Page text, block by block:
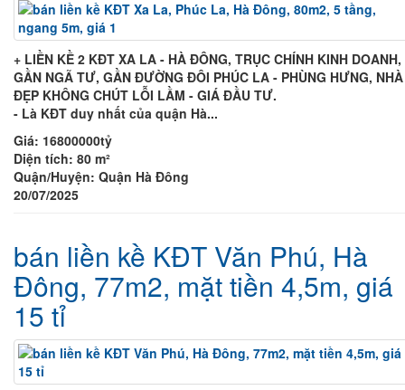
+ LIỀN KỀ 2 KĐT XA LA - HÀ ĐÔNG, TRỤC CHÍNH KINH DOANH,
GẦN NGÃ TƯ, GẦN ĐƯỜNG ĐÔI PHÚC LA - PHÙNG HƯNG, NHÀ
ĐẸP KHÔNG CHÚT LỖI LẦM - GIÁ ĐẦU TƯ.
- Là KĐT duy nhất của quận Hà...
Giá: 16800000tỷ
Diện tích: 80 m²
Quận/Huyện: Quận Hà Đông
20/07/2025
bán liền kề KĐT Văn Phú, Hà
Đông, 77m2, mặt tiền 4,5m, giá
15 tỉ